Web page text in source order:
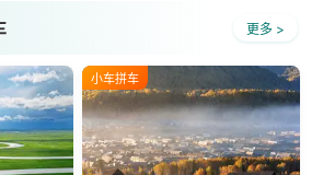
更多 >
小车拼车